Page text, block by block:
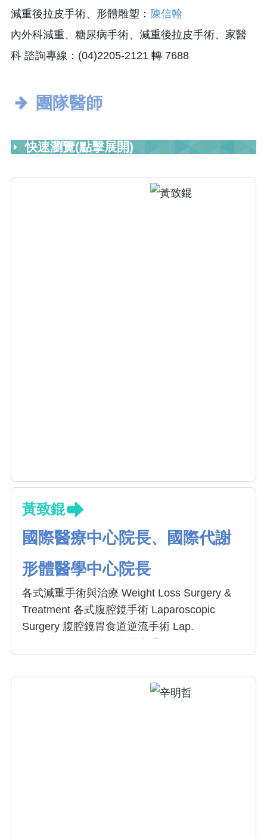
減重後拉皮手術、形體雕塑： 陳信翰
內外科減重、糖尿病手術、減重後拉皮手術、家醫
科 諮詢專線：(04)2205-2121 轉 7688
團隊醫師
快速瀏覽(點擊展開)
黃致錕
國際醫療中心院長、國際代謝
形體醫學中心院長
各式減重手術與治療 Weight Loss Surgery &
Treatment 各式腹腔鏡手術 Laparoscopic
Surgery 腹腔鏡胃食道逆流手術 Lap.
Obesity